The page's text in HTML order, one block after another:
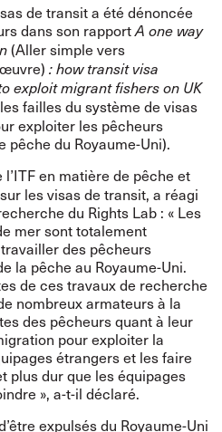
de transit a été dénoncée
dans son rapportA one way
(Aller simple vers
: how transit visa
exploit migrant fishers on UK
failles du système de visas
exploiter les pêcheurs
pêche du Royaume-Uni).
l’ITF en matière de pêche et
les visas de transit, a réagi
du Rights Lab : « Les
mer sont totalement
des pêcheurs
la pêche au Royaume-Uni.
de ces travaux de recherche
nombreux armateurs à la
des pêcheurs quant à leur
pour exploiter la
étrangers et les faire
plus dur que les équipages
», a-t-il déclaré.
expulsés du Royaume-Uni